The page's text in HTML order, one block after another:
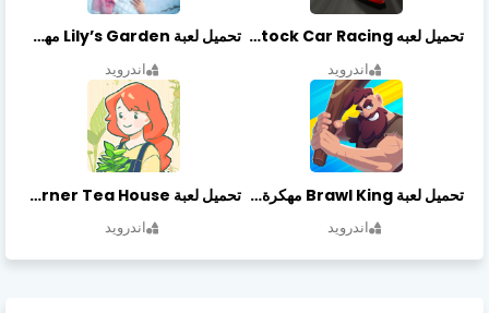
تحميل لعبه Stock Car Racing مهكرة أخر إصدار
اندرويد
تحميل لعبة Lily’s Garden مهكرة أخر إصدار
اندرويد
تحميل لعبة Brawl King مهكرة أخر إصدار
اندرويد
تحميل لعبة Little Corner Tea House مهكرة أخر إصدار
اندرويد